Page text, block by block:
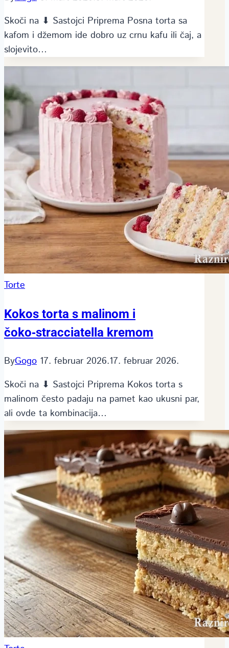
Skoči na ⬇ Sastojci Priprema Posna torta sa
kafom i džemom ide dobro uz crnu kafu ili čaj, a
slojevito…
Torte
Kokos torta s malinom i
čoko‑stracciatella kremom
ByGogo 17. februar 2026.17. februar 2026.
Skoči na ⬇ Sastojci Priprema Kokos torta s
malinom često padaju na pamet kao ukusni par,
ali ovde ta kombinacija…